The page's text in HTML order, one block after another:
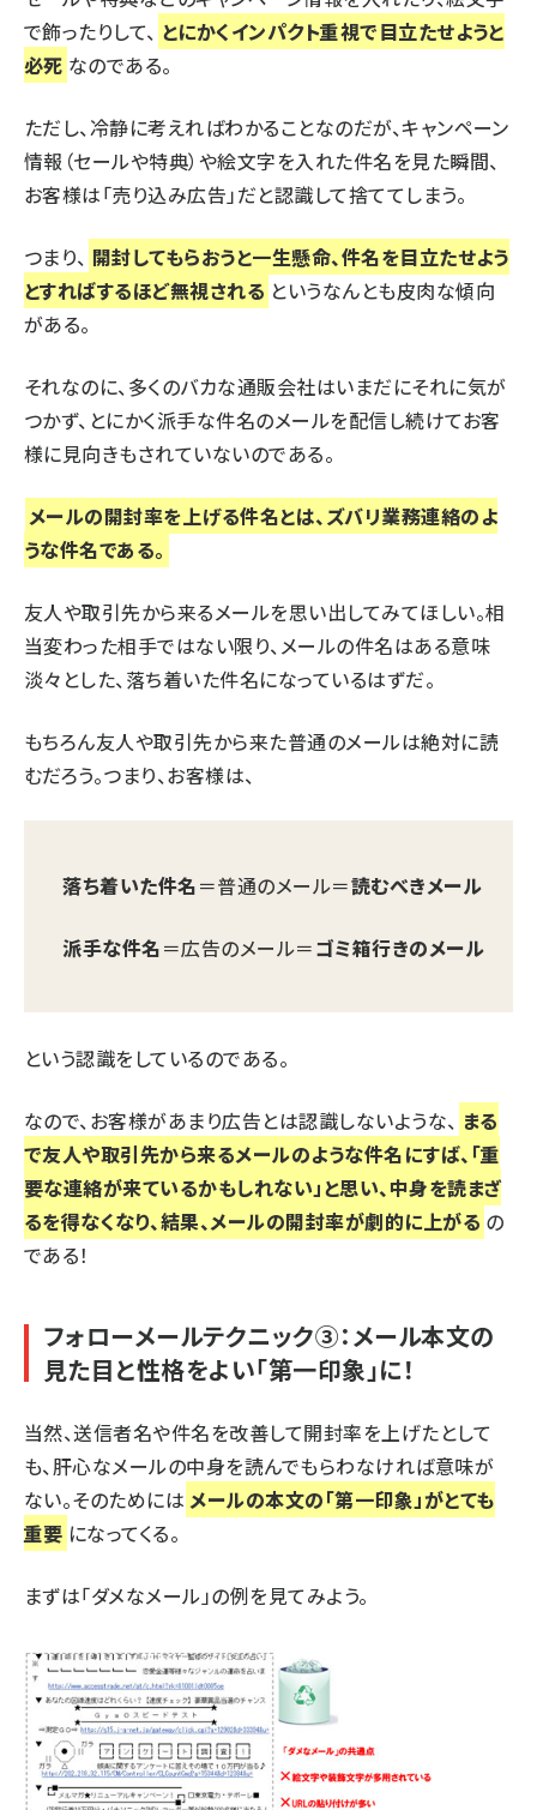
で飾ったりして、 とにかくインパクト重視で目立たせようと
必死 なのである。
ただし、冷静に考えればわかることなのだが、キャンペーン
情報（セールや特典）や絵文字を入れた件名を見た瞬間、
お客様は「売り込み広告」だと認識して捨ててしまう。
つまり、 開封してもらおうと一生懸命、件名を目立たせよう
とすればするほど無視される というなんとも皮肉な傾向
がある。
それなのに、多くのバカな通販会社はいまだにそれに気が
つかず、とにかく派手な件名のメールを配信し続けてお客
様に見向きもされていないのである。
メールの開封率を上げる件名とは、ズバリ業務連絡のよ
うな件名である。
友人や取引先から来るメールを思い出してみてほしい。相
当変わった相手ではない限り、メールの件名はある意味
淡々とした、落ち着いた件名になっているはずだ。
もちろん友人や取引先から来た普通のメールは絶対に読
むだろう。つまり、お客様は、
落ち着いた件名＝普通のメール＝読むべきメール
派手な件名＝広告のメール＝ゴミ箱行きのメール
という認識をしているのである。
なので、お客様があまり広告とは認識しないような、 まる
で友人や取引先から来るメールのような件名にすば、「重
要な連絡が来ているかもしれない」と思い、中身を読まざ
るを得なくなり、結果、メールの開封率が劇的に上がる の
である！
フォローメールテクニック③：メール本文の
見た目と性格をよい「第一印象」に！
当然、送信者名や件名を改善して開封率を上げたとして
も、肝心なメールの中身を読んでもらわなければ意味が
ない。そのためには メールの本文の「第一印象」がとても
重要 になってくる。
まずは「ダメなメール」の例を見てみよう。